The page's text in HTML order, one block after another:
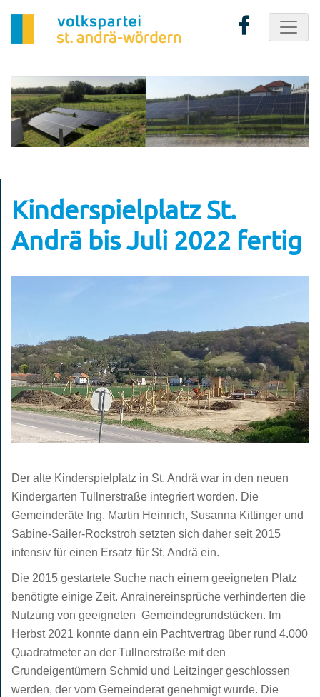
Kinderspielplatz St.
Andrä bis Juli 2022 fertig
Der alte Kinderspielplatz in St. Andrä war in den neuen
Kindergarten Tullnerstraße integriert worden. Die
Gemeinderäte Ing. Martin Heinrich, Susanna Kittinger und
Sabine-Sailer-Rockstroh setzten sich daher seit 2015
intensiv für einen Ersatz für St. Andrä ein.
Die 2015 gestartete Suche nach einem geeigneten Platz
benötigte einige Zeit. Anrainereinsprüche verhinderten die
Nutzung von geeigneten Gemeindegrundstücken. Im
Herbst 2021 konnte dann ein Pachtvertrag über rund 4.000
Quadratmeter an der Tullnerstraße mit den
Grundeigentümern Schmid und Leitzinger geschlossen
werden, der vom Gemeinderat genehmigt wurde. Die